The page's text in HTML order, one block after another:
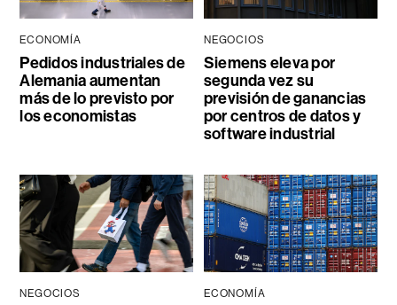
ECONOMÍA
Pedidos industriales de
Alemania aumentan
más de lo previsto por
los economistas
NEGOCIOS
Siemens eleva por
segunda vez su
previsión de ganancias
por centros de datos y
software industrial
NEGOCIOS ECONOMÍA